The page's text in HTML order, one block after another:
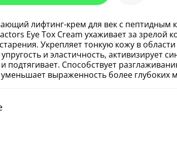
лифтинг-крем для век с пептидным
Eye Tox Cream ухаживает за зрелой
Укрепляет тонкую кожу в
и эластичность, активизирует
и подтягивает. Способствует
выраженность более глубоких